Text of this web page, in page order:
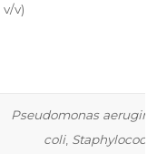
v/v)
Pseudomonas
coli,